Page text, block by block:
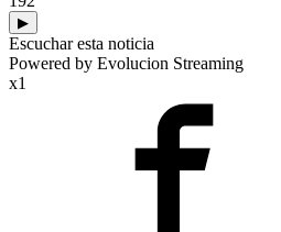
▶
Escuchar esta noticia
Powered by Evolucion Streaming
x1